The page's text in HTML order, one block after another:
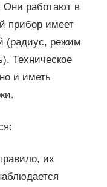
работают в
прибор имеет
(радиус, режим
Техническое
и иметь
их